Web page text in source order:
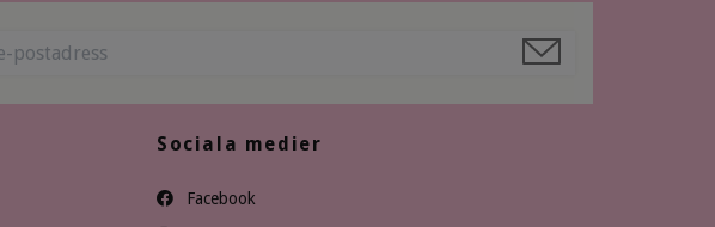
Sociala medier
Facebook